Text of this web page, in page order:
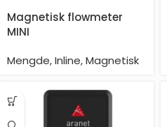
Magnetisk flowmeter
MINI
Mengde,Inline,Magnetisk